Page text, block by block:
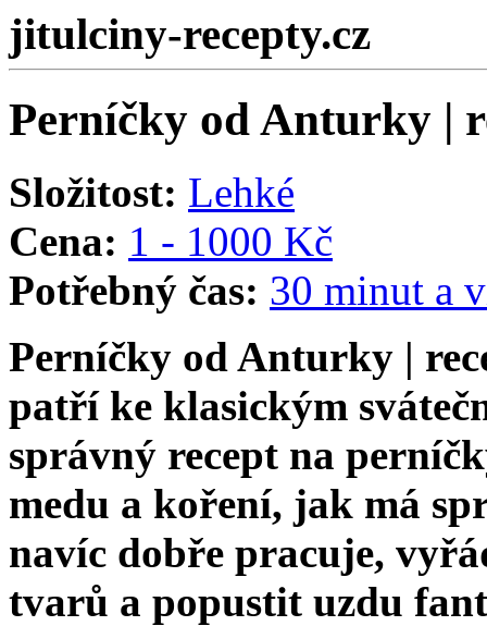
jitulciny-recepty.cz
Perníčky od Anturky |
Složitost: Lehké
Cena: 1 - 1000 Kč
Potřebný čas: 30 minut a
Perníčky od Anturky |
patří ke klasickým
správný recept na
medu a koření, jak má
navíc dobře pracuje,
tvarů a popustit uzdu